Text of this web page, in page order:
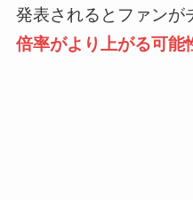
発表されるとファンが
倍率がより上がる可能